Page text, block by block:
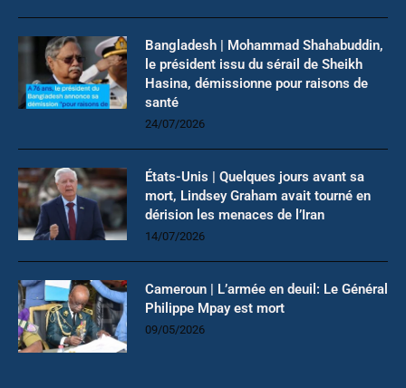
Bangladesh | Mohammad Shahabuddin,
le président issu du sérail de Sheikh
Hasina, démissionne pour raisons de
santé
24/07/2026
États-Unis | Quelques jours avant sa
mort, Lindsey Graham avait tourné en
dérision les menaces de l’Iran
14/07/2026
Cameroun | L’armée en deuil: Le Général
Philippe Mpay est mort
09/05/2026